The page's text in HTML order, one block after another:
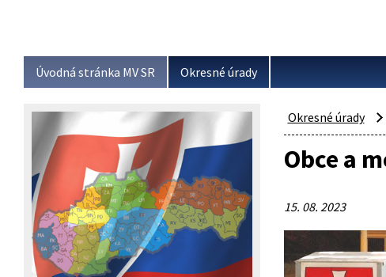
Úvodná stránka MV SR Okresné úrady
Okresné úrady
Obce a
15. 08. 2023